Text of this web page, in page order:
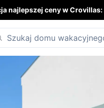
najlepszej ceny w Crovillas: